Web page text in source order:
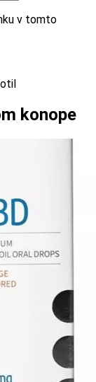
v tomto
konope